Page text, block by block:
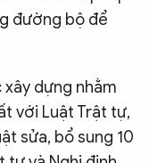
đường bộ để
dựng nhằm
với Luật Trật tự,
sửa, bổ sung 10